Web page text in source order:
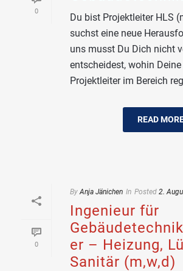
0
Du bist Projektleiter HLS
suchst eine neue
uns musst Du Dich nicht
entscheidest, wohin
Projektleiter im Bereich
READ
0
By Anja Jänichen In Posted 2.
Ingenieur für
er – Heizung,
Sanitär (m,w,d)